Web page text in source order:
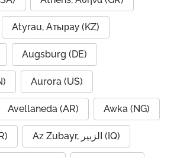
Atyrau, Атырау (KZ)
Augsburg (DE)
Aurora (US)
Avellaneda (AR) Awka (NG)
Az Zubayr, الزبير (IQ)